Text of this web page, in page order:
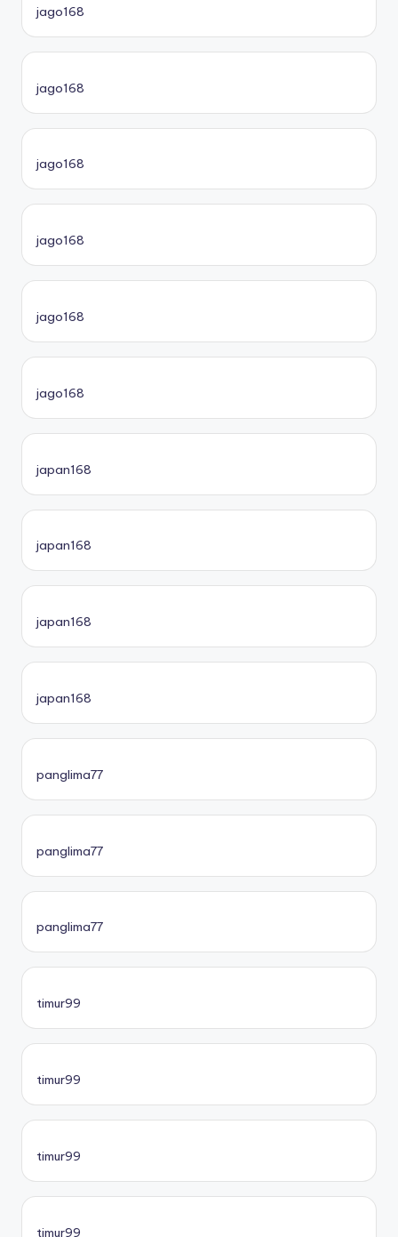
jago168
jago168
jago168
jago168
jago168
jago168
japan168
japan168
japan168
japan168
panglima77
panglima77
panglima77
timur99
timur99
timur99
timur99